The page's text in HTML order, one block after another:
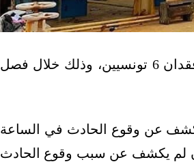
أسفر حادث في حقل البوري البحري في ليبيا عن مقتل وإصابة وفقدان 6 تونسيين، وذلك خلال فصل
عن وقوع الحادث في الساعة
لم يكشف عن سبب وقوع الحادث